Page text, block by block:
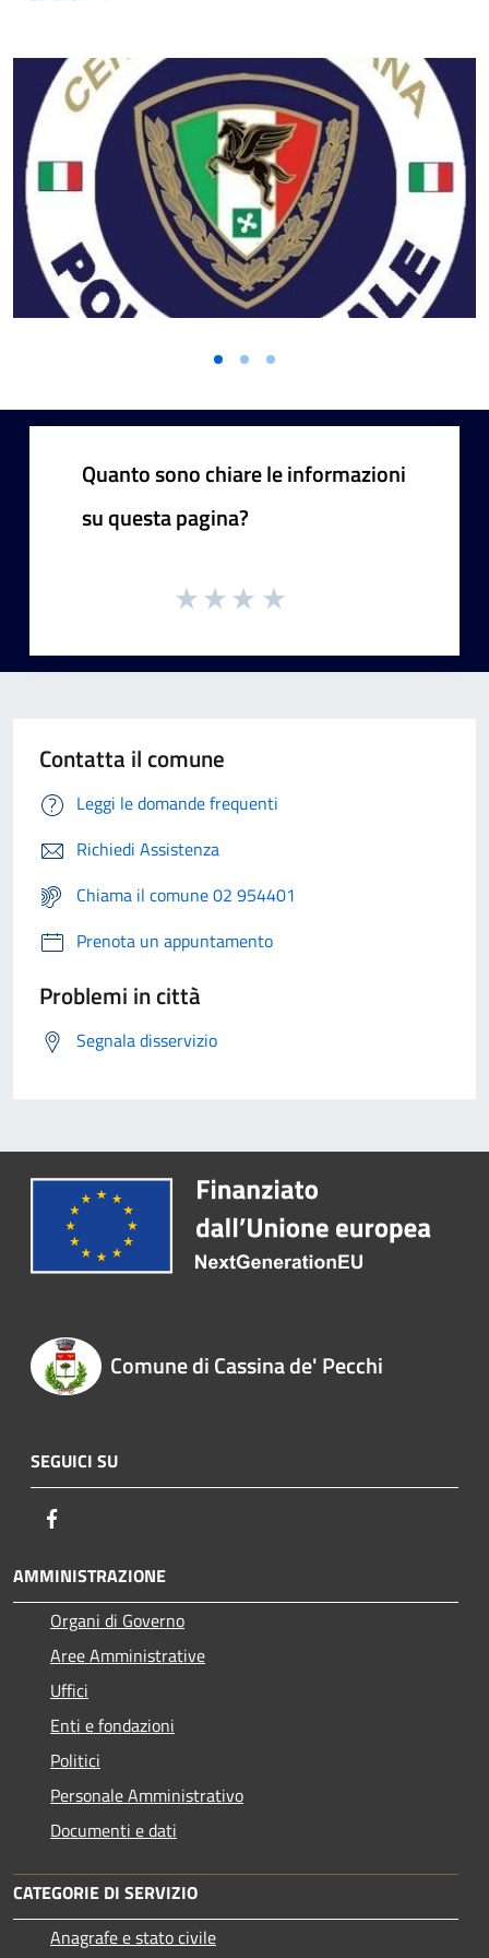
Quanto sono chiare le informazioni
su questa pagina?
Contatta il comune
Leggi le domande frequenti
Richiedi Assistenza
Chiama il comune 02 954401
Prenota un appuntamento
Problemi in città
Segnala disservizio
Comune di Cassina de' Pecchi
SEGUICI SU
AMMINISTRAZIONE
Organi di Governo
Aree Amministrative
Uffici
Enti e fondazioni
Politici
Personale Amministrativo
Documenti e dati
CATEGORIE DI SERVIZIO
Anagrafe e stato civile